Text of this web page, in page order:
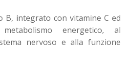
B, integrato con vitamine C ed
energetico, al
nervoso e alla funzione